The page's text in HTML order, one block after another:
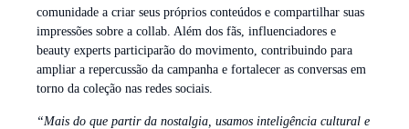
comunidade a criar seus próprios conteúdos e compartilhar suas
impressões sobre a collab. Além dos fãs, influenciadores e
beauty experts participarão do movimento, contribuindo para
ampliar a repercussão da campanha e fortalecer as conversas em
torno da coleção nas redes sociais.
“Mais do que partir da nostalgia, usamos inteligência cultural e